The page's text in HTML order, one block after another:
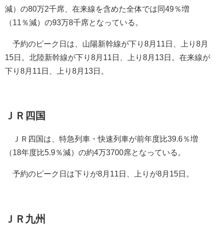
減）の80万2千席、在来線を含めた全体では同49％増
（11％減）の93万8千席となっている。
予約のピーク日は、山陽新幹線が下り8月11日、上り8月
15日。北陸新幹線が下り8月11日、上り8月13日。在来線が
下り8月11日、上り8月13日。
ＪＲ四国
ＪＲ四国は、特急列車・快速列車が前年度比39.6％増
（18年度比5.9％減）の約4万3700席となっている。
予約のピーク日は下りが8月11日、上りが8月15日。
ＪＲ九州